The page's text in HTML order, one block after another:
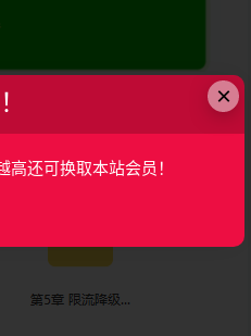
×
还可换取本站会员！